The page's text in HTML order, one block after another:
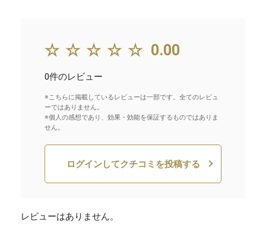
☆☆☆☆☆ 0.00
0件のレビュー
※こちらに掲載しているレビューは一部です。全てのレビュ
ーではありません。
※個人の感想であり、効果・効能を保証するものではありま
せん。
ログインしてクチコミを投稿する
レビューはありません。